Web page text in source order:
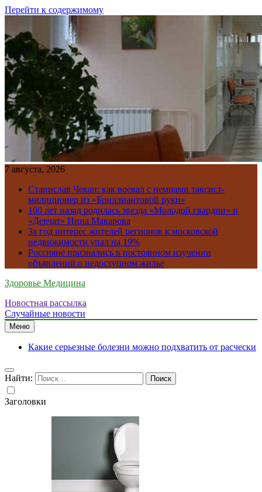
Перейти к содержимому
7 августа, 2026
Станислав Чекан: как воевал с немцами таксист-
милиционер из «Бриллиантовой руки»
100 лет назад родилась звезда «Молодой гвардии» и
«Девчат» Инна Макарова
За год интерес жителей регионов к московской
недвижимости упал на 19%
Россияне признались в постоянном изучении
объявлений о недоступном жилье
Здоровье Медицина
Новостная рассылка
Случайные новости
Меню
Какие серьезные болезни можно подхватить от расчески
Найти:
Заголовки